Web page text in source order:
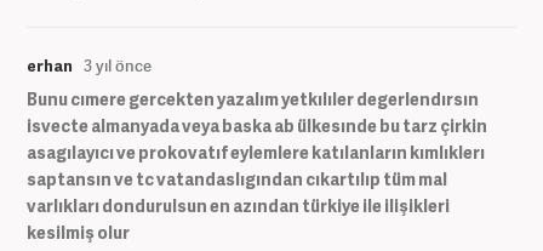
erhan 3 yıl önce
Bunu cımere gercekten yazalım yetkılıler degerlendırsın
isvecte almanyada veya baska ab ülkesınde bu tarz çirkin
asagılayıcı ve prokovatıf eylemlere katılanların kımlıklerı
saptansın ve tc vatandaslıgından cıkartılıp tüm mal
varlıkları dondurulsun en azından türkiye ile ilişikleri
kesilmiş olur